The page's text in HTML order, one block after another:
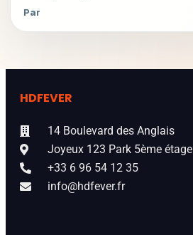
Par
HDFEVER
14 Boulevard des Anglais
Joyeux 123 Park 5ème étage
+33 6 96 54 12 35
info@hdfever.fr